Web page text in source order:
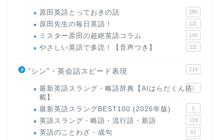
原田英語とっておきの話 280
原田先生の毎日英語！ 111
ミスター原田の超絶英語コラム 145
やさしい英語で多読！【音声つき】 111
"シン"・英会話スピード表現 214
最新英語スラング・略語辞典【AIはらだくん搭
載】
1
最新英語スラングBEST100 (2026年版) 1
英語スラング・略語・流行語・新語 119
英語のことわざ・成句 62